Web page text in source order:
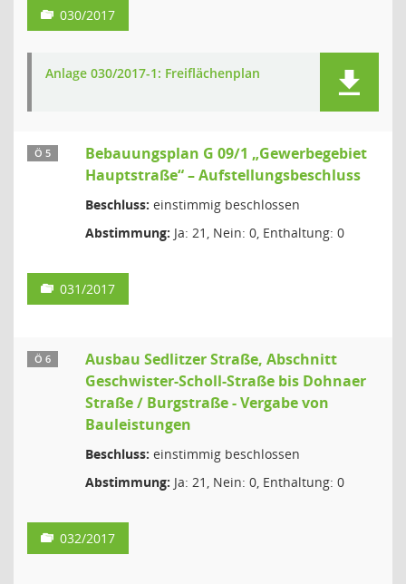
030/2017
Anlage 030/2017-1: Freiflächenplan
Ö 5
Bebauungsplan G 09/1 „Gewerbegebiet
Hauptstraße“ – Aufstellungsbeschluss
Beschluss: einstimmig beschlossen
Abstimmung: Ja: 21, Nein: 0, Enthaltung: 0
031/2017
Ö 6
Ausbau Sedlitzer Straße, Abschnitt
Geschwister-Scholl-Straße bis Dohnaer
Straße / Burgstraße - Vergabe von
Bauleistungen
Beschluss: einstimmig beschlossen
Abstimmung: Ja: 21, Nein: 0, Enthaltung: 0
032/2017